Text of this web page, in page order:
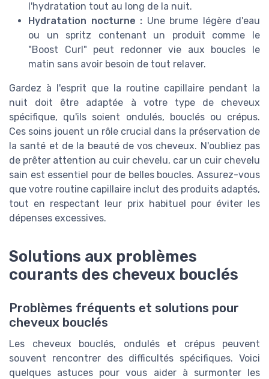
l'hydratation tout au long de la nuit.
Hydratation nocturne : Une brume légère d'eau
ou un spritz contenant un produit comme le
"Boost Curl" peut redonner vie aux boucles le
matin sans avoir besoin de tout relaver.
Gardez à l'esprit que la routine capillaire pendant la
nuit doit être adaptée à votre type de cheveux
spécifique, qu'ils soient ondulés, bouclés ou crépus.
Ces soins jouent un rôle crucial dans la préservation de
la santé et de la beauté de vos cheveux. N'oubliez pas
de prêter attention au cuir chevelu, car un cuir chevelu
sain est essentiel pour de belles boucles. Assurez-vous
que votre routine capillaire inclut des produits adaptés,
tout en respectant leur prix habituel pour éviter les
dépenses excessives.
Solutions aux problèmes
courants des cheveux bouclés
Problèmes fréquents et solutions pour
cheveux bouclés
Les cheveux bouclés, ondulés et crépus peuvent
souvent rencontrer des difficultés spécifiques. Voici
quelques astuces pour vous aider à surmonter les